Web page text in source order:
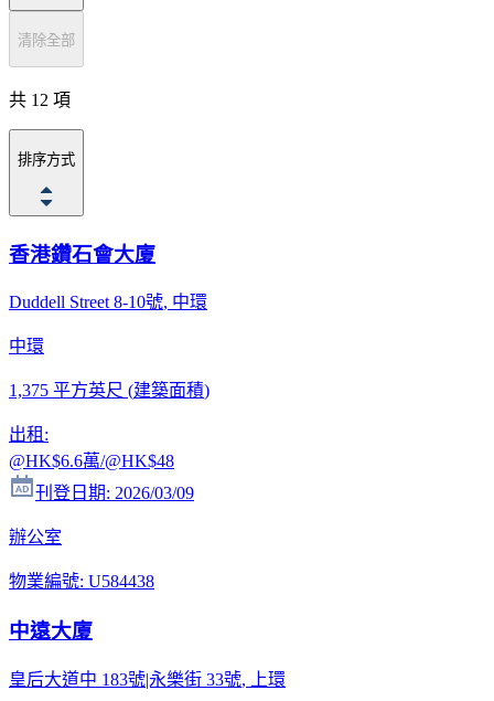
清除全部
共 12 項
排序方式
香港鑽石會大廈
Duddell Street 8-10號, 中環
中環
1,375 平方英尺 (建築面積)
出租 :
@HK$6.6萬/@HK$48
刊登日期: 2026/03/09
辦公室
物業編號: U584438
中遠大廈
皇后大道中 183號|永樂街 33號, 上環